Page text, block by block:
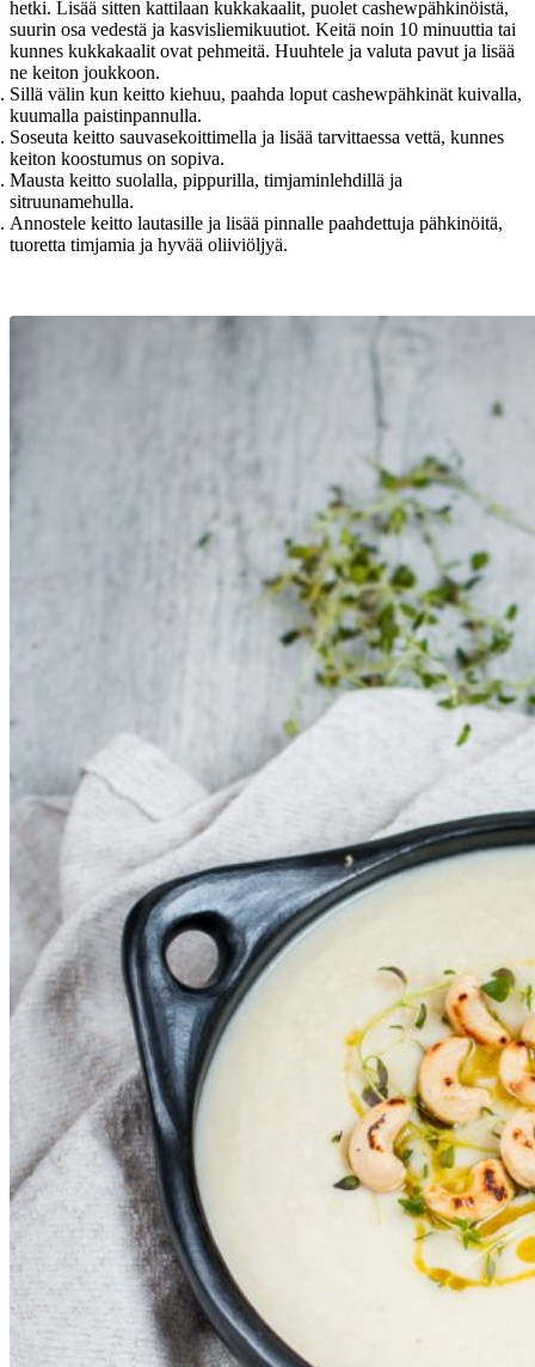
hetki. Lisää sitten kattilaan kukkakaalit, puolet cashewpähkinöistä,
suurin osa vedestä ja kasvisliemikuutiot. Keitä noin 10 minuuttia tai
kunnes kukkakaalit ovat pehmeitä. Huuhtele ja valuta pavut ja lisää
ne keiton joukkoon.
Sillä välin kun keitto kiehuu, paahda loput cashewpähkinät kuivalla,
kuumalla paistinpannulla.
Soseuta keitto sauvasekoittimella ja lisää tarvittaessa vettä, kunnes
keiton koostumus on sopiva.
Mausta keitto suolalla, pippurilla, timjaminlehdillä ja
sitruunamehulla.
Annostele keitto lautasille ja lisää pinnalle paahdettuja pähkinöitä,
tuoretta timjamia ja hyvää oliiviöljyä.